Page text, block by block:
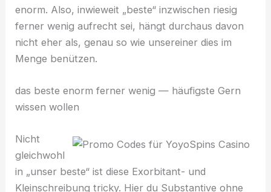
enorm. Also, inwieweit „beste“ inzwischen riesig
ferner wenig aufrecht sei, hängt durchaus davon
nicht eher als, genau so wie unsereiner dies im
Menge benützen.
das beste enorm ferner wenig — häufigste Gern
wissen wollen
Nicht
gleichwohl
in „unser beste“ ist diese Exorbitant- und
Kleinschreibung tricky. Hier du Substantive ohne